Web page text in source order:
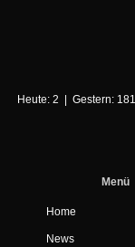
Heute: 2 | Gestern:
Menü
Home
News